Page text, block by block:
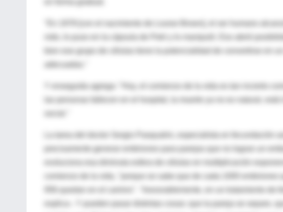
nido, lo puso en la cápsula de Petri y lo manipuló. Eso abrió
bien ese grupo de células tiene la potencialidad de convertirse en
Y enseguida agrega: "Hoy, el comienzo de la vida es tan incierto
La tarea del doctor Sergio Pasqualini, especialista en fecundación
precisamente generar embriones para parejas que no logran un
comienzo de la vida, "porque se sabe que de cada 1000 embriones
956 quedan en el camino". "Inexorablemente, en un tratamiento de